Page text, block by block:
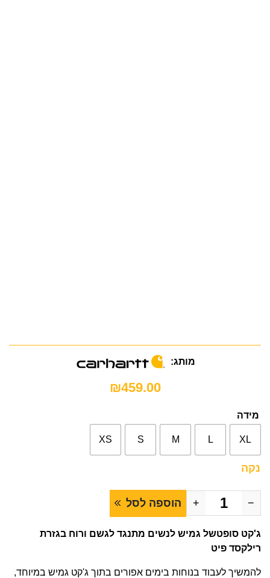
מותג:
₪459.00
מידה
XL
L
M
S
XS
נקה
−
+ הוספה לסל
ג'קט סופטשל גמיש לנשים מתנגד לגשם ורוח בגזרת
רילקסד פיט
להמשיך לעבוד בנוחות בימים אפורים בתוך ג'קט גמיש במיוחד,